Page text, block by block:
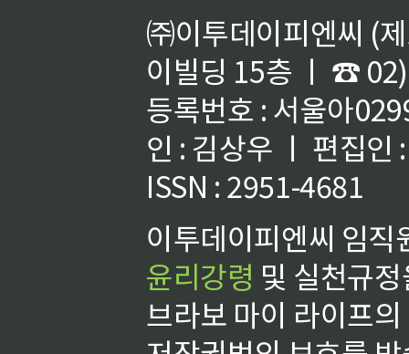
㈜이투데이피엔씨 (
이빌딩 15층 ㅣ ☎
등록번호 : 서울아
인 : 김상우 ㅣ 편집인
ISSN : 2951-4681
이투데이피엔씨 임
윤리강령 및 실천규
브라보 마이 라이프